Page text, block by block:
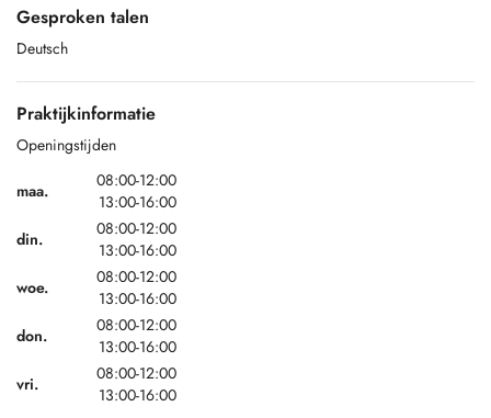
Gesproken talen
Deutsch
Praktijkinformatie
Openingstijden
maa.
08:00-12:00
13:00-16:00
din.
08:00-12:00
13:00-16:00
woe.
08:00-12:00
13:00-16:00
don.
08:00-12:00
13:00-16:00
vri.
08:00-12:00
13:00-16:00